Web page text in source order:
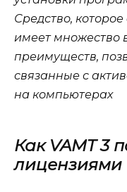
Средство,
имеет множество
преимуществ,
связанные с
на компьютерах
Как VAMT 3
лицензиями